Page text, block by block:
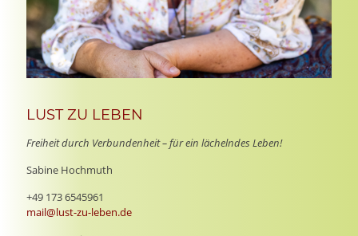
LUST ZU LEBEN
Freiheit durch Verbundenheit – für ein lächelndes Leben!
Sabine Hochmuth
+49 173 6545961
mail@lust-zu-leben.de